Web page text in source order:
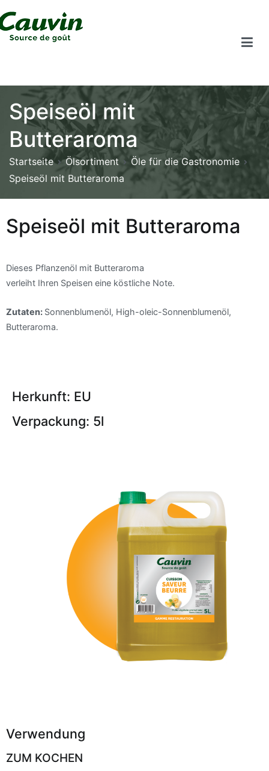
Speiseöl mit
Butteraroma
Startseite Ölsortiment
Öle für die Gastronomie
Speiseöl mit Butteraroma
Speiseöl mit Butteraroma
Dieses Pflanzenöl mit Butteraroma
verleiht Ihren Speisen eine köstliche Note.
Zutaten: Sonnenblumenöl, High-oleic-Sonnenblumenöl,
Butteraroma.
Herkunft: EU
Verpackung: 5l
Verwendung
ZUM KOCHEN